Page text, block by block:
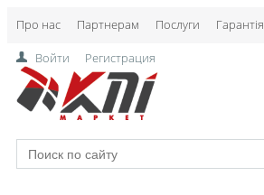
Про нас Партнерам Послуги Гарантія
Войти Регистрация